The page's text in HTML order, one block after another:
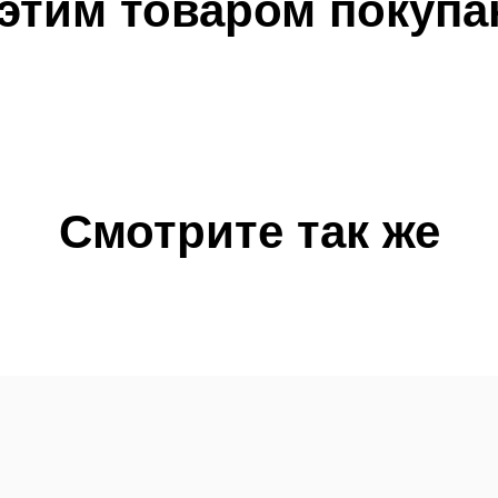
товаром
Смотрите так же